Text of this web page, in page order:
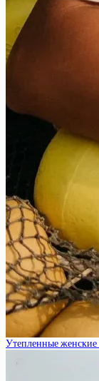
Утепленные женские